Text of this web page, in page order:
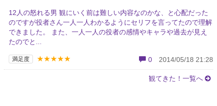
12人の怒れる男 観にいく前は難しい内容なのかな、と心配だった
のですが役者さん一人一人わかるようにセリフを言ってたので理解
できました。 また、一人一人の役者の感情やキャラや過去が見え
たのでと...
満足度 ★★★★★ 0 2014/05/18 21:28
観てきた！一覧へ